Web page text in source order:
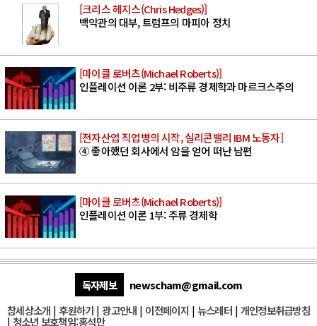
[크리스 헤지스(Chris Hedges)]
백악관의 대부, 트럼프의 마피아 정치
[마이클 로버츠(Michael Roberts)]
인플레이션 이론 2부: 비주류 경제학과 마르크스주의
[전자산업 직업병의 시작, 실리콘밸리 IBM 노동자]
④ 좋아했던 회사에서 암을 얻어 떠난 남편
[마이클 로버츠(Michael Roberts)]
인플레이션 이론 1부: 주류 경제학
독자제보
newscham@gmail.com
참세상소개 | 후원하기 |광고안내 | 이전페이지 | 뉴스레터| 개인정보취급방침
| 청소년 보호책임:홍석만